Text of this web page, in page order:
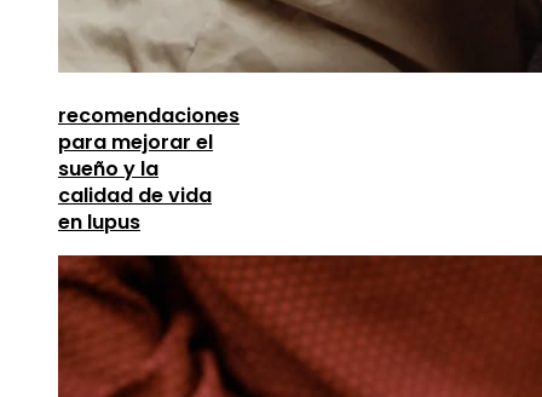
recomendaciones
para mejorar el
sueño y la
calidad de vida
en lupus